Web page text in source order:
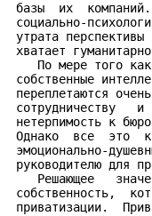
базы  их
социально-
утрата
хватает
По мере того
собственные
переплетаются
сотрудничеству
нетерпимость к
Однако  все  это
эмоционально-
руководителю для
Решающее
собственность,
приватизации.